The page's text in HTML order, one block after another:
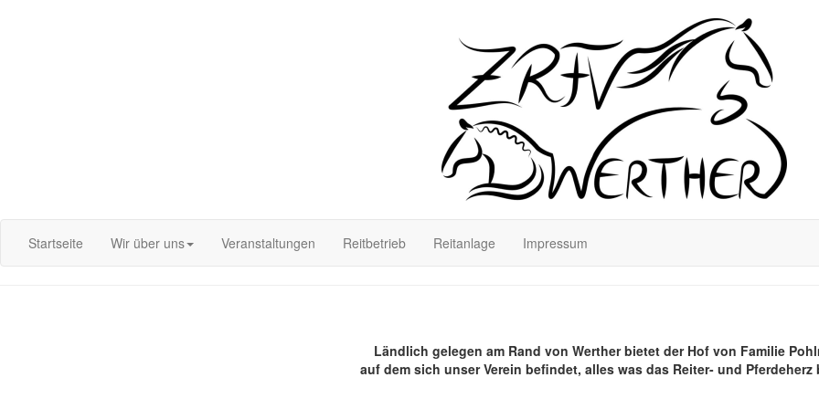
Startseite Wir über uns Veranstaltungen Reitbetrieb Reitanlage Impressum
Ländlich gelegen am Rand von Werther bietet der Hof von Familie
auf dem sich unser Verein befindet, alles was das Reiter- und Pferdeherz